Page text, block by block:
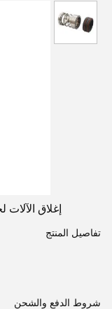
إغلاق الآلات
تفاصيل المنتج
شروط الدفع والشحن